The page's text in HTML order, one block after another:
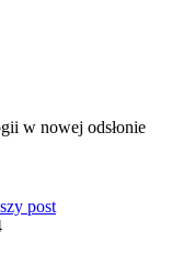
w nowej odsłonie
post